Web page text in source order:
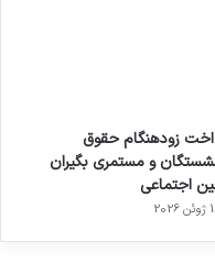
زودهنگام حقوق
و مستمری بگیران
اجتماعی
با طعم
توسط
ژاکت
در
های
2023
توسط